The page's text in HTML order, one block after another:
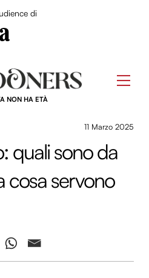
di
NON HA ETÀ
11 Marzo 2025
quali sono da
cosa servono